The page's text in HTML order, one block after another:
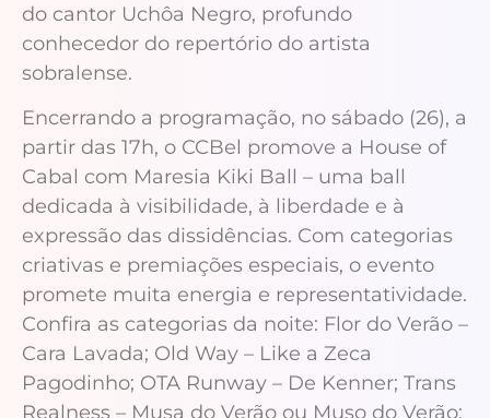
do cantor Uchôa Negro, profundo
conhecedor do repertório do artista
sobralense.
Encerrando a programação, no sábado (26), a
partir das 17h, o CCBel promove a House of
Cabal com Maresia Kiki Ball – uma ball
dedicada à visibilidade, à liberdade e à
expressão das dissidências. Com categorias
criativas e premiações especiais, o evento
promete muita energia e representatividade.
Confira as categorias da noite: Flor do Verão –
Cara Lavada; Old Way – Like a Zeca
Pagodinho; OTA Runway – De Kenner; Trans
Realness – Musa do Verão ou Muso do Verão;